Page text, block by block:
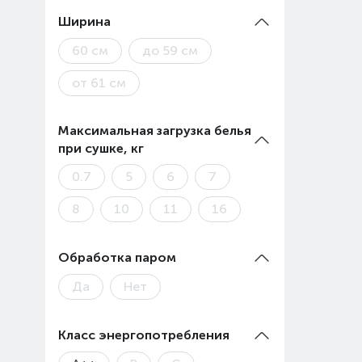
Ширина
60 см
до 59 см
от 61 см
Максимальная загрузка белья
при сушке, кг
0.7
5 6 7
8 10 11 16
Обработка паром
Да
Нет
Класс энергопотребления